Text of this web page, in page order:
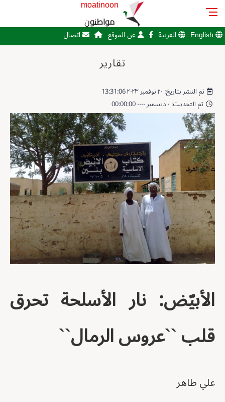
moatinoon
مواطنون
English العربية عن الموقع اتصال
تقارير
تم النشر بتاريخ: ٢٠ نوفمبر ٢٠٢٣ 13:31:06
تم التحديث: ٠ ديسمبر ٠٠٠٠ 00:00:00
الأبيّض: نار الأسلحة تحرق
قلب ``عروس الرمال``
علي طاهر